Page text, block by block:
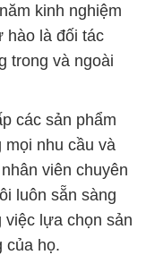
kinh nghiệm
hào là đối tác
trong và ngoài
các sản phẩm
nhu cầu và
viên chuyên
luôn sẵn sàng
lựa chọn sản
của họ.